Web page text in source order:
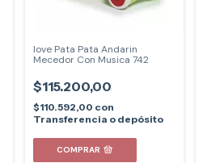
love Pata Pata Andarin
Mecedor Con Musica 742
$115.200,00
$110.592,00 con
Transferencia o depósito
COMPRAR